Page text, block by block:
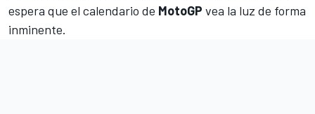
espera que el calendario de MotoGP vea la luz de forma
inminente.